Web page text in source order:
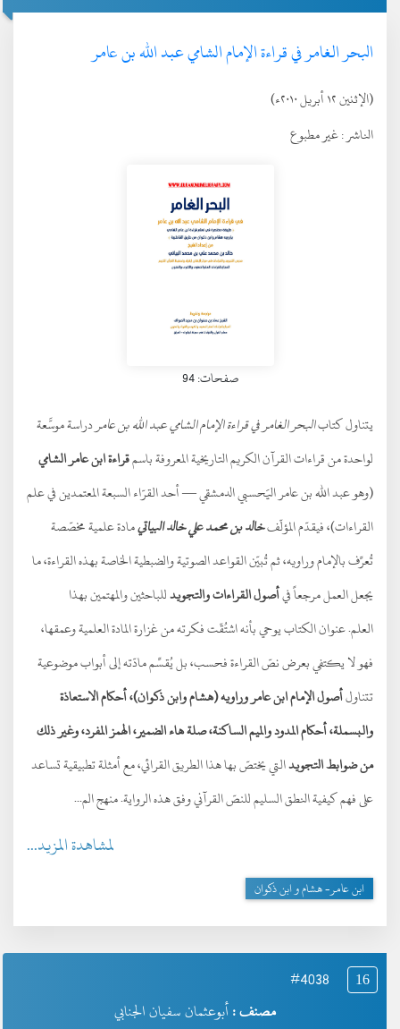
البحر الغامر في قراءة الإمام الشامي عبد الله بن عامر
(الإثنين ١٢ أبريل ٢٠١٠ء)
الناشر :غير مطبوع
صفحات: 94
يتناول كتابالبحر الغامر في قراءة الإمام الشامي عبد الله بن عامردراسة موسَّعة
لواحدة من قراءات القرآن الكريم التاريخية المعروفة باسمقراءة ابن عامر الشامي
(وهو عبد الله بن عامر اليَحسبي الدمشقي — أحد القرّاء السبعة المعتمدين في علم
القراءات)، فيقدّم المؤلّفخالد بن محمد علي خالد البياتيمادة علمية مخصّصة
تُعرِّف بالإمام وراويه، ثم تُبيّن القواعد الصوتية والضبطية الخاصة بهذه القراءة، ما
يجعل العمل مرجعاً فيأصول القراءات والتجويدللباحثين والمهتمين بهذا
العلم. عنوان الكتاب يوحي بأنه اشتُقّت فكرته من غزارة المادة العلمية وعمقها،
فهو لا يكتفي بعرض نصّ القراءة فحسب، بل يُقسِّم مادّته إلى أبواب موضوعية
تتناولأصول الإمام ابن عامر وراويه (هشام وابن ذكوان)، أحكام الاستعاذة
والبسملة، أحكام المدود والميم الساكنة، صلة هاء الضمير، الهمز المفرد، وغير ذلك
من ضوابط التجويدالتي يختصّ بها هذا الطريق القرائي، مع أمثلة تطبيقية تساعد
على فهم كيفية النطق السليم للنصّ القرآني وفق هذه الرواية. منهج الم...
لمشاهدة المزيد...
ابن عامر- هشام و ابن ذكوان
16
#4038
مصنف :أبوعثمان سفيان الجنابي